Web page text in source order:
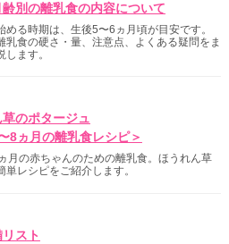
別の離乳食の内容について
める時期は、生後5〜6ヵ月頃が目安です。
乳食の硬さ・量、注意点、よくある疑問をま
します。
のポタージュ
8ヵ月の離乳食レシピ＞
月の赤ちゃんのための離乳食。ほうれん草
単レシピをご紹介します。
スト